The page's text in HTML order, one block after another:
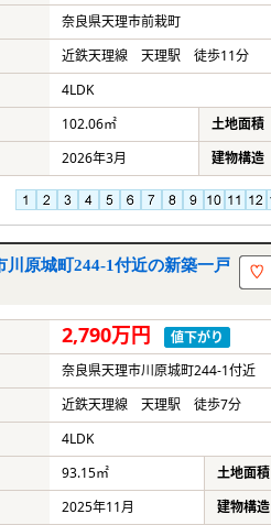
奈良県天理市前栽町
近鉄天理線 天理駅 徒歩11分
4LDK
102.06㎡ 土地面積
2026年3月 建物構造
原城町244-1付近の新築一戸
2,790万円
値下がり
奈良県天理市川原城町244-1付近
近鉄天理線 天理駅 徒歩7分
4LDK
93.15㎡ 土地面積
2025年11月 建物構造